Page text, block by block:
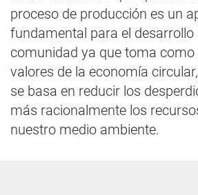
proceso de producción es un
fundamental para el desarrollo
comunidad ya que toma como
valores de la economía
se basa en reducir los
más racionalmente los
nuestro medio ambiente.